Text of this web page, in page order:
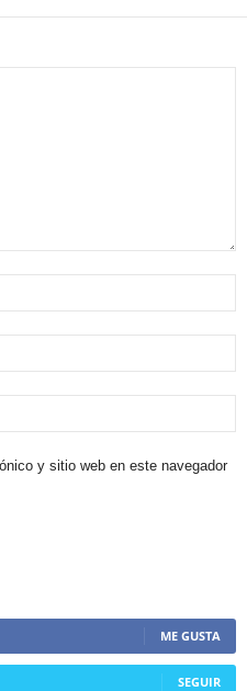
y sitio web en este navegador
ME GUSTA
SEGUIR